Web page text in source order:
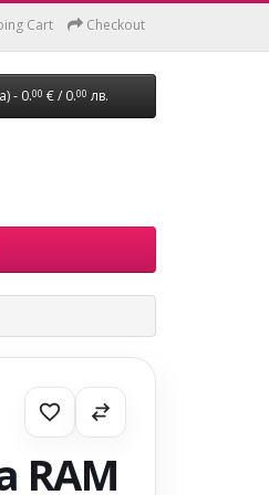
Cart Checkout
- 0.00 € / 0.00 лв.
RAM